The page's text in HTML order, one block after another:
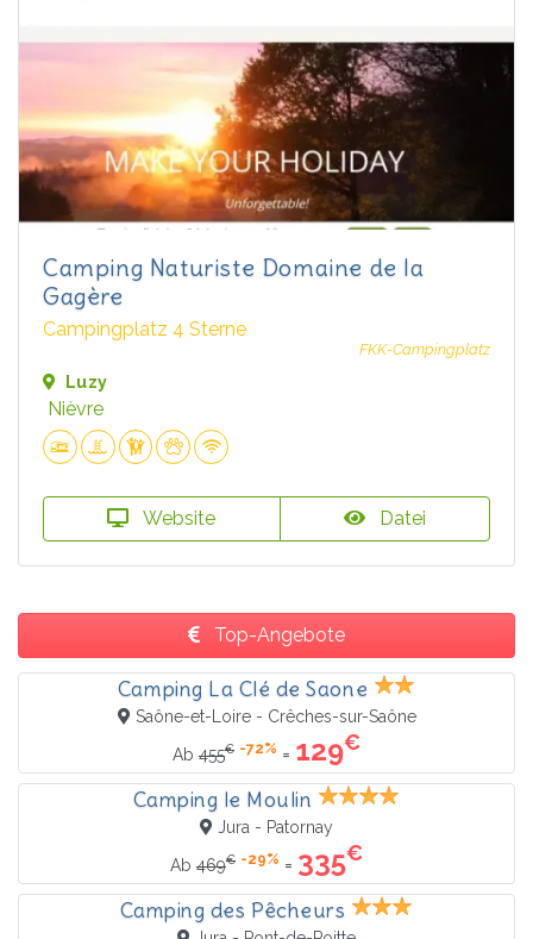
Camping Naturiste Domaine de la
Gagère
Campingplatz 4 Sterne
FKK-Campingplatz
Luzy
Nièvre
Website Datei
Top-Angebote
Camping La Clé de Saone
Saône-et-Loire - Crêches-sur-Saône
Ab 455€ -72% = 129€
Camping le Moulin
Jura - Patornay
Ab 469€ -29% = 335€
Camping des Pêcheurs